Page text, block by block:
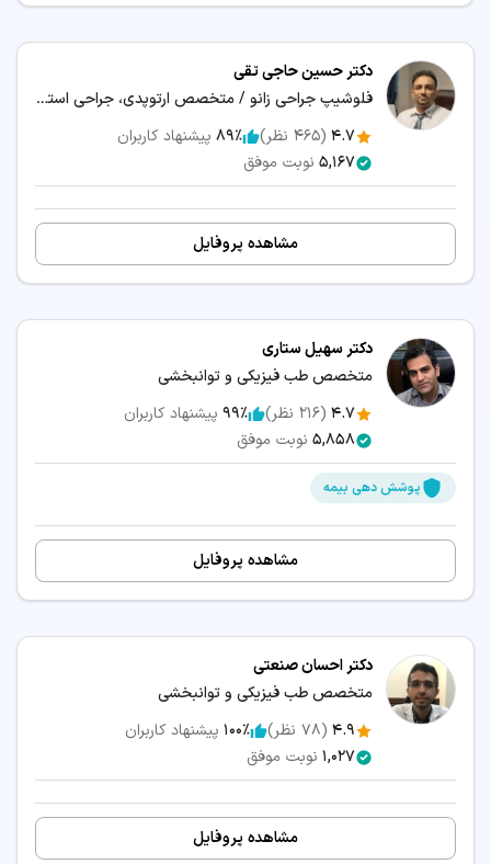
دکتر حسین حاجی تقی
فلوشیپ جراحی زانو / متخصص ارتوپدی، جراحی استخوان و مفاصل
4.7
(
465 نظر) 89٪ پیشنهاد کاربران
5,167 نوبت موفق
مشاهده پروفایل
دکتر سهیل ستاری
متخصص طب فیزیکی و توانبخشی
4.7
(
216 نظر) 99٪ پیشنهاد کاربران
5,858 نوبت موفق
پوشش دهی بیمه
مشاهده پروفایل
دکتر احسان صنعتی
متخصص طب فیزیکی و توانبخشی
4.9
(
78 نظر) 100٪ پیشنهاد کاربران
1,027 نوبت موفق
مشاهده پروفایل